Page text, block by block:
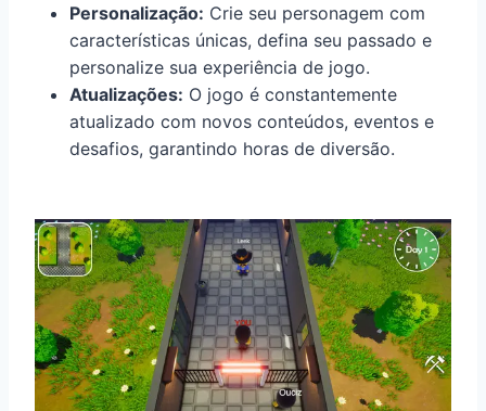
Personalização: Crie seu personagem com
características únicas, defina seu passado e
personalize sua experiência de jogo.
Atualizações: O jogo é constantemente
atualizado com novos conteúdos, eventos e
desafios, garantindo horas de diversão.